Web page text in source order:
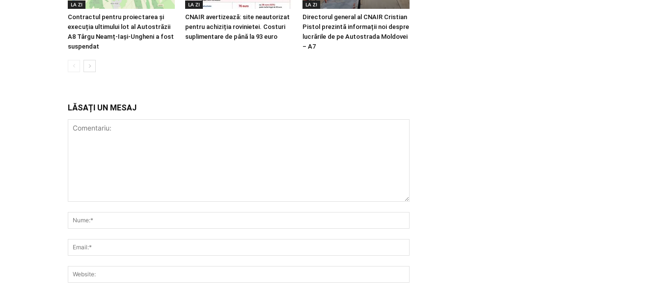
LA ZI
Contractul pentru proiectarea și
execuția ultimului lot al Autostrăzii
A8 Târgu Neamț-Iași-Ungheni a fost
suspendat
LA ZI
CNAIR avertizează: site neautorizat
pentru achiziția rovinietei. Costuri
suplimentare de până la 93 euro
LA ZI
Directorul general al CNAIR Cristian
Pistol prezintă informații noi despre
lucrările de pe Autostrada Moldovei
– A7
LĂSAȚI UN MESAJ